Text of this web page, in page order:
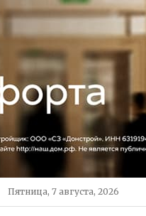
Пятница, 7 августа, 2026